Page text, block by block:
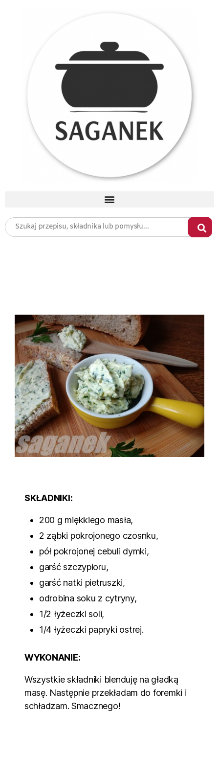
SKŁADNIKI:
200 g miękkiego masła,
2 ząbki pokrojonego czosnku,
pół pokrojonej cebuli dymki,
garść szczypioru,
garść natki pietruszki,
odrobina soku z cytryny,
1/2 łyżeczki soli,
1/4 łyżeczki papryki ostrej.
WYKONANIE:
Wszystkie składniki blenduję na gładką
masę. Następnie przekładam do foremki i
schładzam. Smacznego!